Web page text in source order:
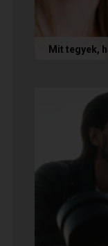
Mit tegyek,